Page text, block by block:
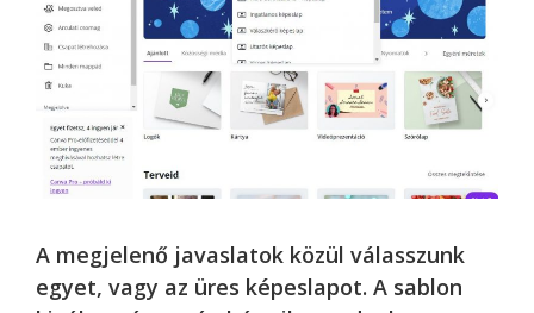
A megjelenő javaslatok közül válasszunk
egyet, vagy az üres képeslapot. A sablon